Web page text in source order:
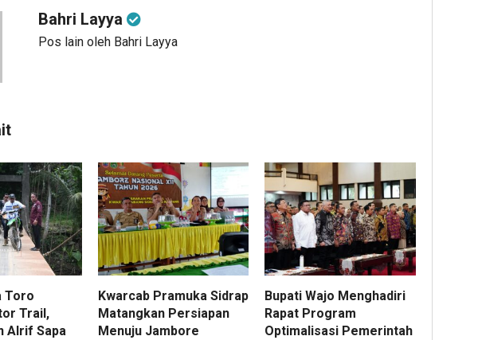
Bahri Layya
Pos lain oleh Bahri Layya
Toro
Trail,
Alrif Sapa
Kwarcab Pramuka Sidrap
Matangkan Persiapan
Menuju Jambore
Bupati Wajo Menghadiri
Rapat Program
Optimalisasi Pemerintah